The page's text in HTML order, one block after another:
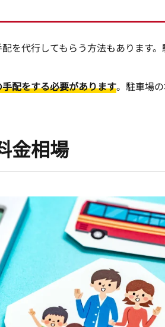
を代行してもらう方法もあります
配をする必要があります。駐車場
金相場